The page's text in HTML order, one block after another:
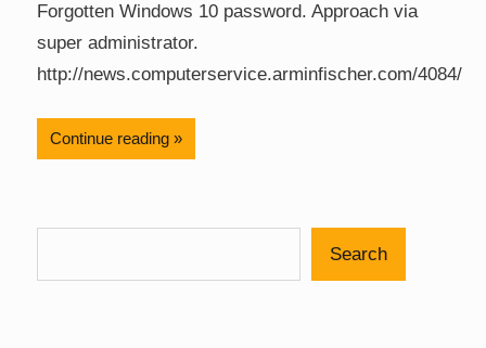
Forgotten Windows 10 password. Approach via
super administrator.
http://news.computerservice.arminfischer.com/4084/
Continue reading
Search